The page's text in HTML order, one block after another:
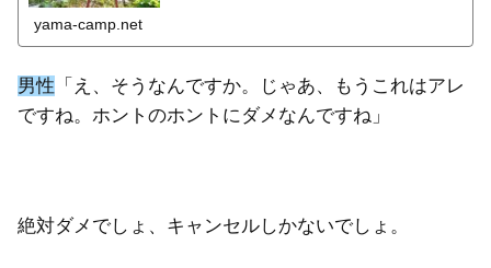
yama-camp.net
男性 「え、そうなんですか。じゃあ、もうこれはアレ
ですね。ホントのホントにダメなんですね」
絶対ダメでしょ、キャンセルしかないでしょ。